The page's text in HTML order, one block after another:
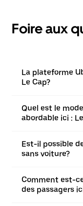
Foire aux
La plateforme
Le Cap?
Quel est le
abordable ici :
Est-il possible
sans voiture?
Comment est-
des passagers